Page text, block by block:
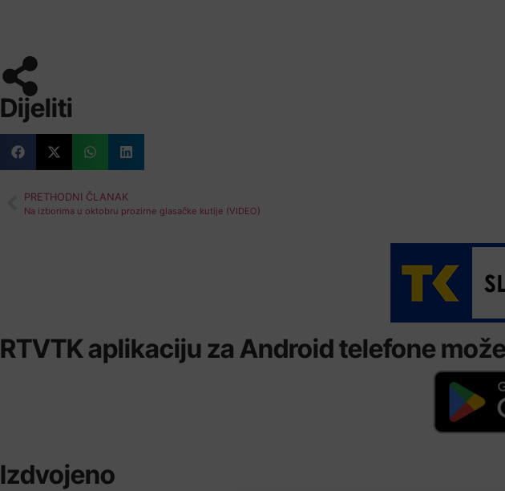
Dijeliti
PRETHODNI ČLANAK
Na izborima u oktobru prozirne glasačke kutije (VIDEO)
RTVTK aplikaciju za Android telefone
Izdvojeno